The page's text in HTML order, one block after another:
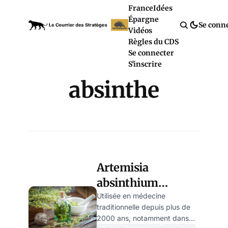
FranceIdées
Épargne
Vidéos
Règles du CDS
Se connecter
S'inscrire
Se
absinthe
Artemisia
absinthium
(absinthe) : que
faut-il absolument
Utilisée en médecine
traditionnelle depuis plus de
2000 ans, notamment dans